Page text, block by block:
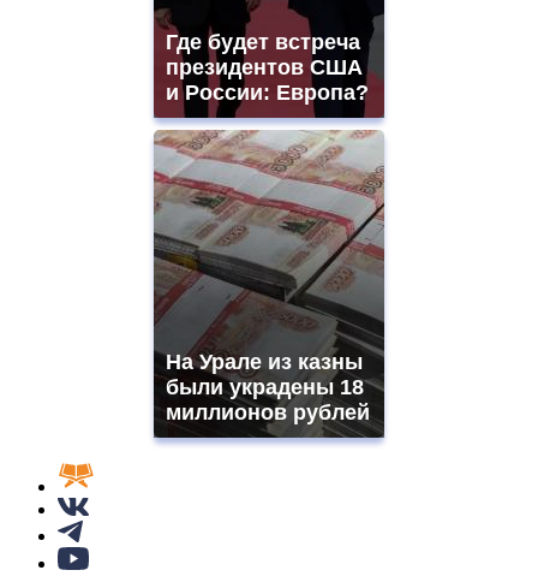
Где будет встреча
президентов США
и России: Европа?
На Урале из казны
были украдены 18
миллионов рублей